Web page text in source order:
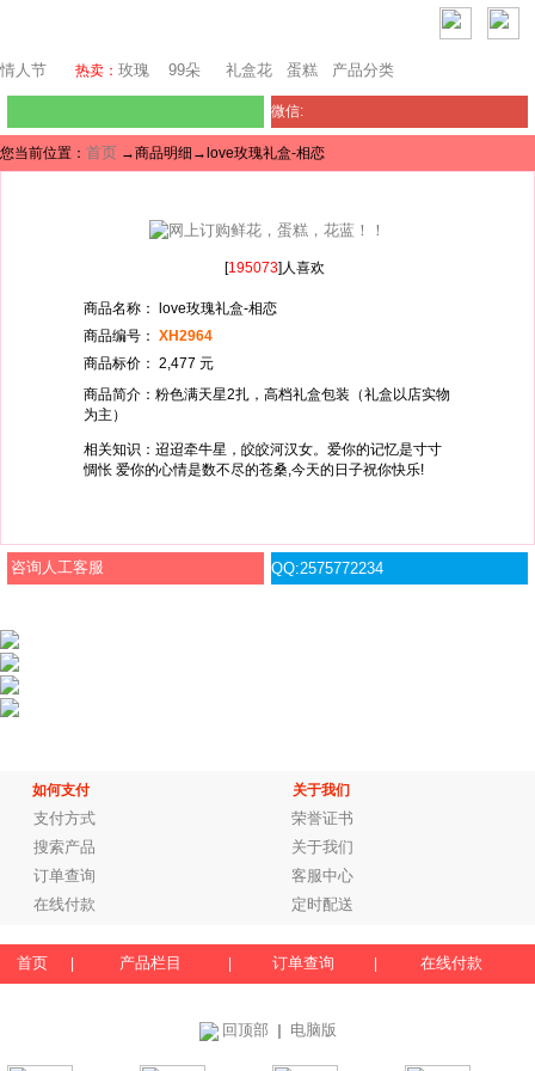
情人节 热卖： 玫瑰 99朵 礼盒花 蛋糕 产品分类
微信:
您当前位置： 首页 →商品明细→love玫瑰礼盒-相恋
[195073]人喜欢
商品名称： love玫瑰礼盒-相恋
商品编号： XH2964
商品标价： 2,477 元
商品简介：粉色满天星2扎，高档礼盒包装（礼盒以店实物
为主）
相关知识：迢迢牵牛星，皎皎河汉女。爱你的记忆是寸寸
惆怅 爱你的心情是数不尽的苍桑,今天的日子祝你快乐!
咨询人工客服 QQ:2575772234
如何支付 关于我们
支付方式
荣誉证书
搜索产品
关于我们
订单查询
客服中心
在线付款
定时配送
首页 产品栏目 订单查询 在线付款
回顶部 电脑版